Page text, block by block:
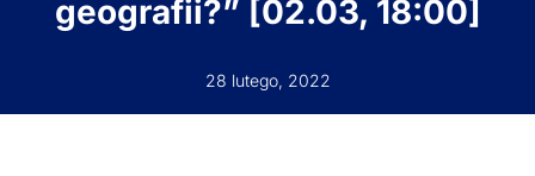
geografii?” [02.03, 18:00]
28 lutego, 2022